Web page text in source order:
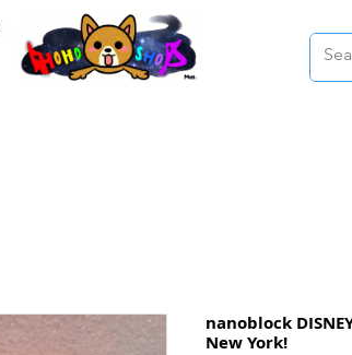
nanoblock
New York!